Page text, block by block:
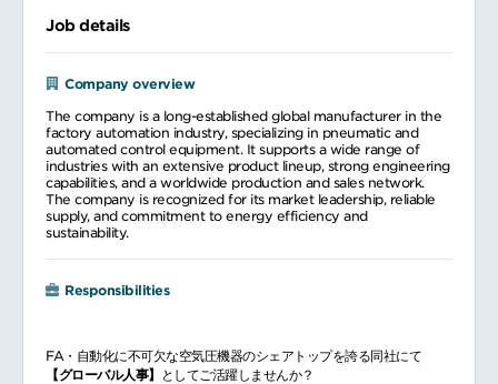
Job details
Company overview
The company is a long-established global manufacturer in the
factory automation industry, specializing in pneumatic and
automated control equipment. It supports a wide range of
industries with an extensive product lineup, strong engineering
capabilities, and a worldwide production and sales network.
The company is recognized for its market leadership, reliable
supply, and commitment to energy efficiency and
sustainability.
Responsibilities
FA・自動化に不可欠な空気圧機器のシェアトップを誇る同社にて
【グローバル人事】 としてご活躍しませんか？